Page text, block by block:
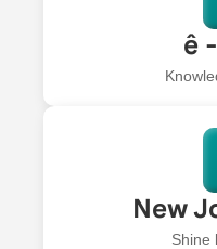
ê
New
Shine